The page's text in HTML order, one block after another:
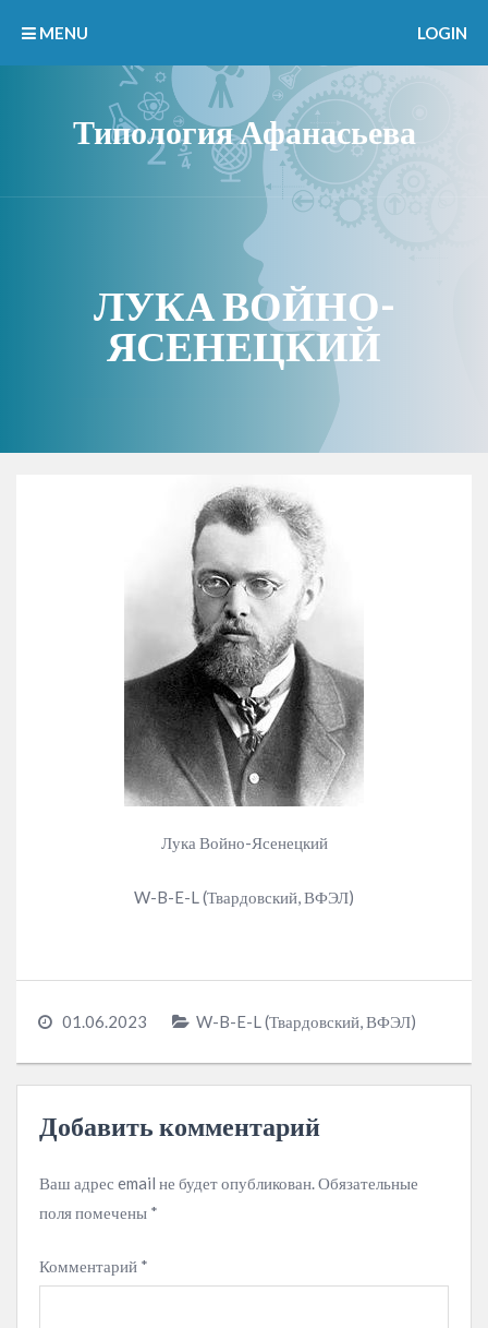
Типология Афанасьева
MENU LOGIN
ЛУКА ВОЙНО-
ЯСЕНЕЦКИЙ
Лука Войно-Ясенецкий
W-B-E-L (Твардовский, ВФЭЛ)
01.06.2023 W-B-E-L (Твардовский, ВФЭЛ)
Добавить комментарий
Ваш адрес email не будет опубликован. Обязательные
поля помечены *
Комментарий *